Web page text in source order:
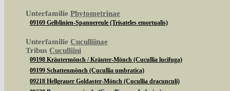
Unterfamilie Phytometrinae
09169 Gelblinien-Spannereule (Trisateles emortualis)
Unterfamilie Cuculliinae
Tribus Cuculliini
09198 Kräutermönch / Kräuter-Mönch (Cucullia lucifuga)
09199 Schattenmönch (Cucullia umbratica)
09218 Hellgrauer Goldaster-Mönch (Cucullia dracunculi)